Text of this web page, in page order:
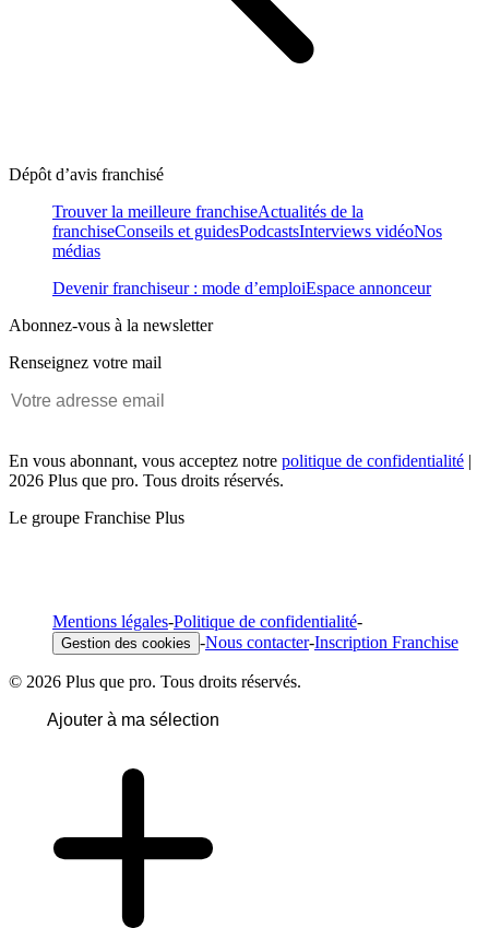
Dépôt d’avis franchisé
Trouver la meilleure franchiseActualités de la
franchiseConseils et guidesPodcastsInterviews vidéoNos
médias
Devenir franchiseur : mode d’emploiEspace annonceur
Abonnez-vous à la newsletter
Renseignez votre mail
En vous abonnant, vous acceptez notre politique de confidentialité |
2026 Plus que pro. Tous droits réservés.
Le groupe Franchise Plus
Mentions légales-Politique de confidentialité-
Gestion des cookies -Nous contacter-Inscription Franchise
© 2026 Plus que pro. Tous droits réservés.
Ajouter à ma sélection